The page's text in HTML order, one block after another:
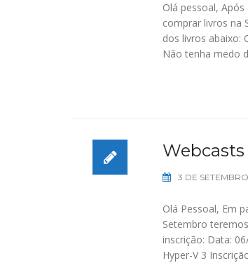
Olá pessoal,
comprar livros na
dos livros abaixo:
Não tenha medo
3 DE
Olá Pessoal, Em
Setembro
inscrição: Data:
Hyper-V 3